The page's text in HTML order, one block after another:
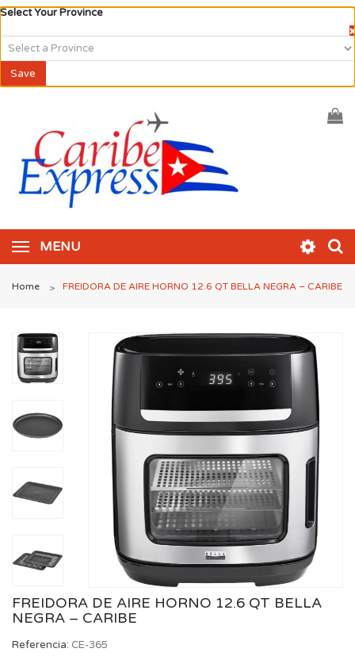
Select Your Province
×
Save
MENU
Home > FREIDORA DE AIRE HORNO 12.6 QT BELLA NEGRA – CARIBE
FREIDORA DE AIRE HORNO 12.6 QT BELLA
NEGRA – CARIBE
Referencia: CE-365